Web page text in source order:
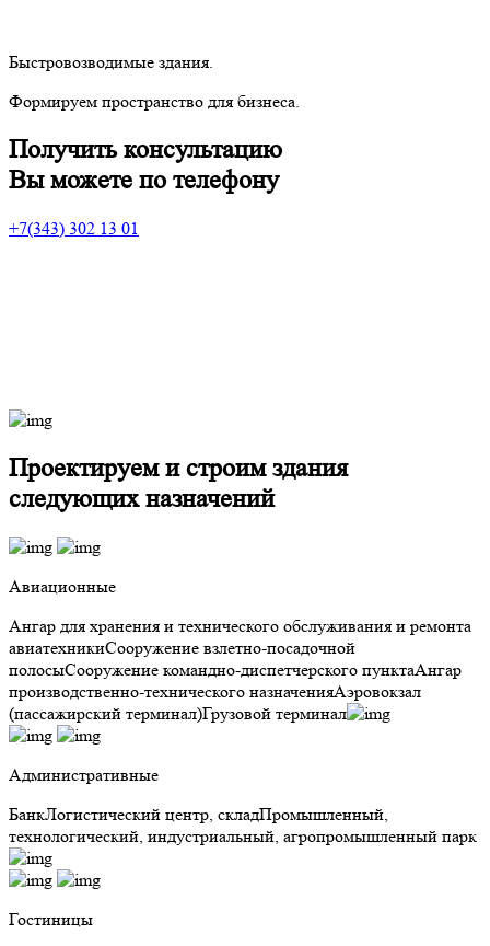
Быстровозводимые здания.
Формируем пространство для бизнеса.
Получитьконсультацию
Вы можете по телефону
+7(343) 302 13 01
Проектируем и строим здания
следующих назначений
Авиационные
Ангар для хранения и технического обслуживания и ремонта
авиатехникиСооружение взлетно-посадочной
полосыСооружение командно-диспетчерского пунктаАнгар
производственно-технического назначенияАэровокзал
(пассажирский терминал)Грузовой терминал
Административные
БанкЛогистический центр, складПромышленный,
технологический, индустриальный, агропромышленный парк
Гостиницы